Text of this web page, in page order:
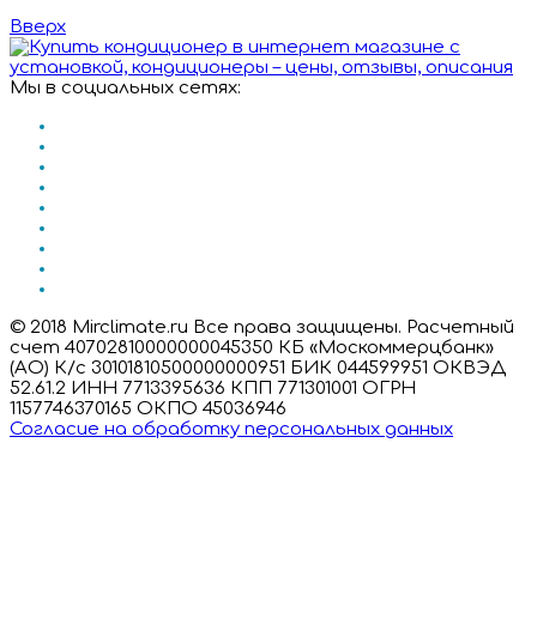
Вверх
Мы в социальных сетях:
© 2018 Mirclimate.ru Все права защищены. Расчетный
счет 40702810000000045350 КБ «Москоммерцбанк»
(АО) К/с 30101810500000000951 БИК 044599951 ОКВЭД
52.61.2 ИНН 7713395636 КПП 771301001 ОГРН
1157746370165 ОКПО 45036946
Согласие на обработку персональных данных